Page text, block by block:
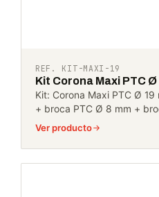
REF. KIT-MAXI-19
Kit Corona Maxi PTC Ø
Kit: Corona Maxi PTC Ø
+ broca PTC Ø 8 mm +
Ver producto